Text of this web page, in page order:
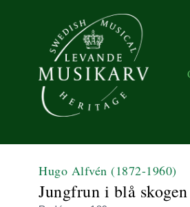
Hugo Alfvén (1872-1960)
Jungfrun i blå skogen